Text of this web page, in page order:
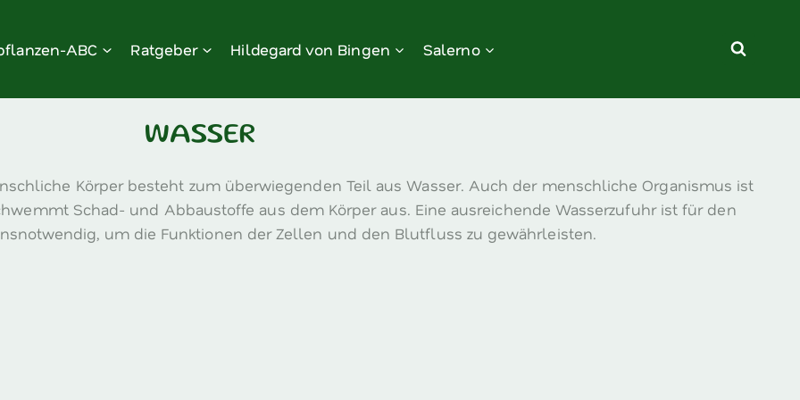
ABC Ratgeber Hildegard von Bingen Salerno
WASSER
Körper besteht zum überwiegenden Teil aus Wasser. Auch der menschliche Organismus ist
Schad- und Abbaustoffe aus dem Körper aus. Eine ausreichende Wasserzufuhr ist für den
um die Funktionen der Zellen und den Blutfluss zu gewährleisten.